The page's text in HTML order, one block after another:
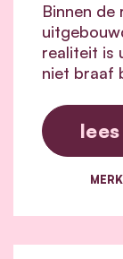
Binnen de
realiteit is
niet braaf